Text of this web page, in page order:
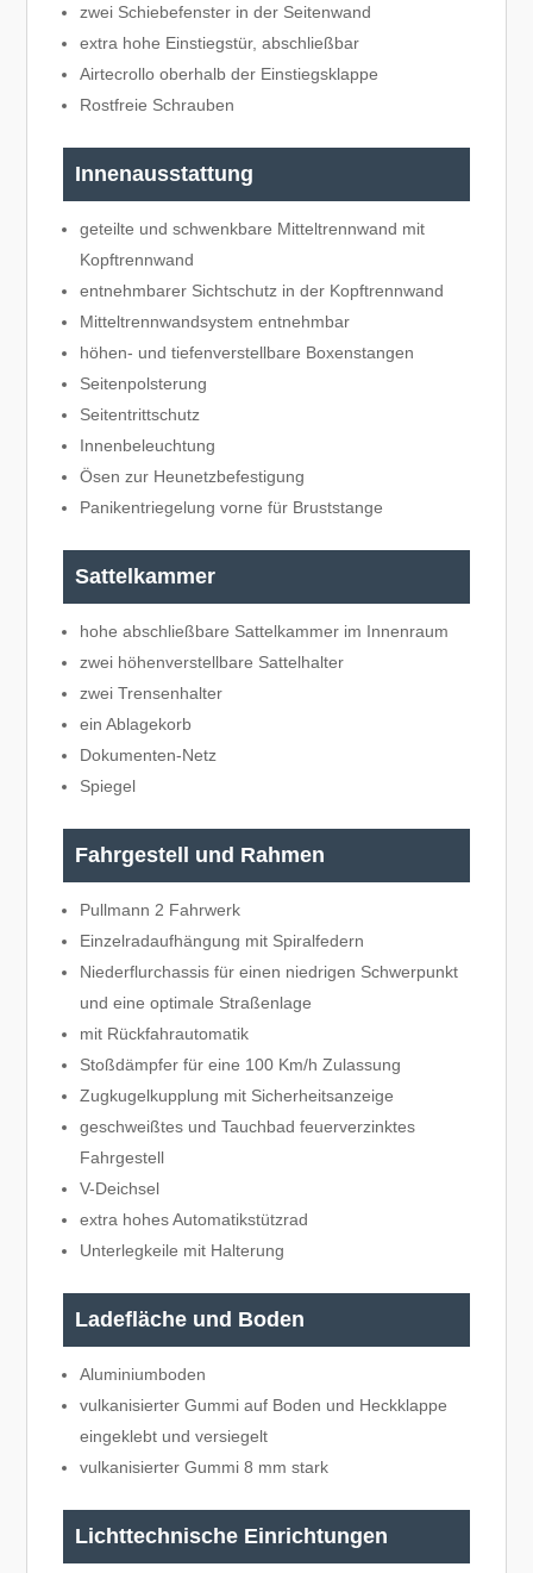
zwei Schiebefenster in der Seitenwand
extra hohe Einstiegstür, abschließbar
Airtecrollo oberhalb der Einstiegsklappe
Rostfreie Schrauben
Innenausstattung
geteilte und schwenkbare Mitteltrennwand mit
Kopftrennwand
entnehmbarer Sichtschutz in der Kopftrennwand
Mitteltrennwandsystem entnehmbar
höhen- und tiefenverstellbare Boxenstangen
Seitenpolsterung
Seitentrittschutz
Innenbeleuchtung
Ösen zur Heunetzbefestigung
Panikentriegelung vorne für Bruststange
Sattelkammer
hohe abschließbare Sattelkammer im Innenraum
zwei höhenverstellbare Sattelhalter
zwei Trensenhalter
ein Ablagekorb
Dokumenten-Netz
Spiegel
Fahrgestell und Rahmen
Pullmann 2 Fahrwerk
Einzelradaufhängung mit Spiralfedern
Niederflurchassis für einen niedrigen Schwerpunkt
und eine optimale Straßenlage
mit Rückfahrautomatik
Stoßdämpfer für eine 100 Km/h Zulassung
Zugkugelkupplung mit Sicherheitsanzeige
geschweißtes und Tauchbad feuerverzinktes
Fahrgestell
V-Deichsel
extra hohes Automatikstützrad
Unterlegkeile mit Halterung
Ladefläche und Boden
Aluminiumboden
vulkanisierter Gummi auf Boden und Heckklappe
eingeklebt und versiegelt
vulkanisierter Gummi 8 mm stark
Lichttechnische Einrichtungen